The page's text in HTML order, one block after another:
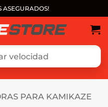
ASEGURADOS!
PARA KAMIKAZE